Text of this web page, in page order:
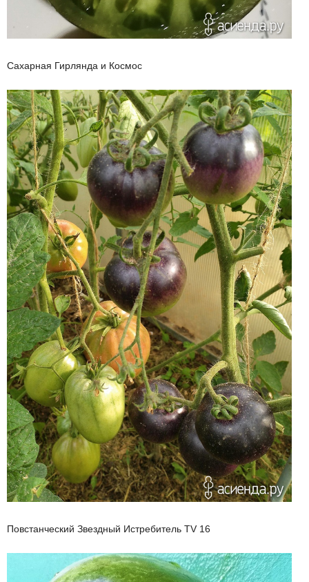
Сахарная Гирлянда и Космос
Повстанческий Звездный Истребитель TV 16